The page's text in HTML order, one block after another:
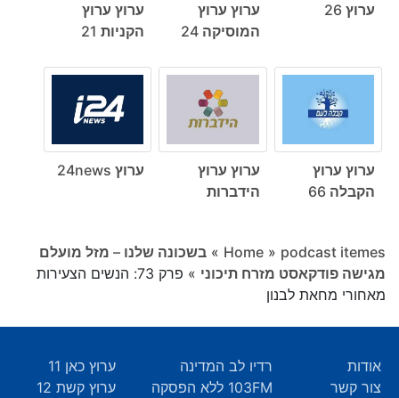
ערוץ 26
ערוץ ערוץ
המוסיקה 24
ערוץ ערוץ
הקניות 21
ערוץ ערוץ
הקבלה 66
ערוץ ערוץ
הידברות
ערוץ 24news
Home » podcast itemes
» בשכונה שלנו – מזל מועלם
מגישה פודקאסט מזרח תיכוני »
פרק 73: הנשים הצעירות
מאחורי מחאת לבנון
אודות
צור קשר
רדיו לב המדינה
103FM ללא הפסקה
ערוץ כאן 11
ערוץ קשת 12